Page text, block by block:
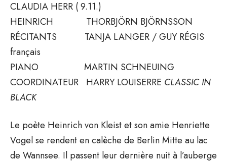
CLAUDIA HERR ( 9.11.)
HEINRICH THORBJÖRN BJÖRNSSON
RÉCITANTS TANJA LANGER / GUY RÉGIS
français
PIANO MARTIN SCHNEUING
COORDINATEUR HARRY LOUISERRE CLASSIC IN
BLACK
Le poète Heinrich von Kleist et son amie Henriette
Vogel se rendent en calèche de Berlin Mitte au lac
de Wannsee. Il passent leur dernière nuit à l’auberge